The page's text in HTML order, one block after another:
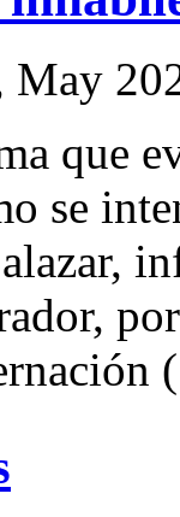
May
que
se